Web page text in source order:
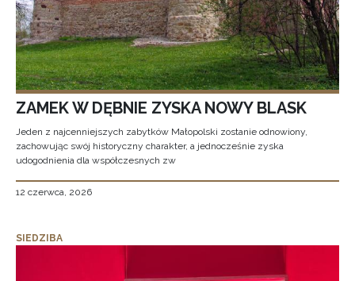
ZAMEK W DĘBNIE ZYSKA NOWY BLASK
Jeden z najcenniejszych zabytków Małopolski zostanie odnowiony,
zachowując swój historyczny charakter, a jednocześnie zyska
udogodnienia dla współczesnych zw
12 czerwca, 2026
SIEDZIBA